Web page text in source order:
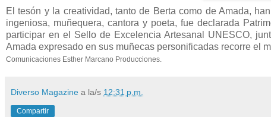
El tesón y la creatividad, tanto de Berta como de Amada,
ingeniosa, muñequera, cantora y poeta, fue declarada
participar en el Sello de Excelencia Artesanal UNESCO,
Amada expresado en sus muñecas personificadas recorre el
Comunicaciones Esther Marcano Producciones.
Diverso Magazine a la/s 12:31 p.m.
Compartir